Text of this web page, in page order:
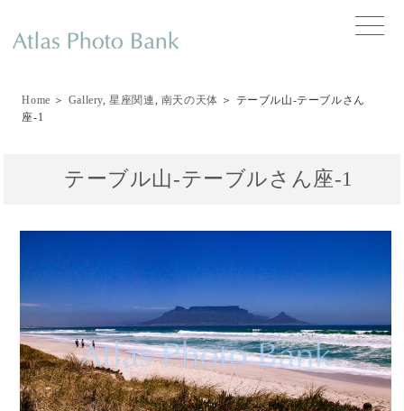
toggle
Home ＞ Gallery,星座関連, 南天の天体 ＞ テーブル山-テーブルさん
座-1
テーブル山-テーブルさん座-1